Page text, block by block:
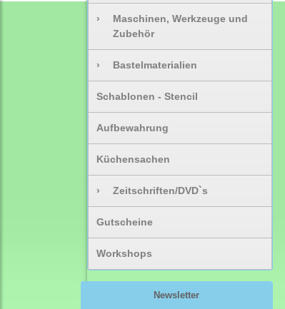
›
Maschinen, Werkzeuge und
Zubehör
› Bastelmaterialien
Schablonen - Stencil
Aufbewahrung
Küchensachen
› Zeitschriften/DVD`s
Gutscheine
Workshops
Newsletter